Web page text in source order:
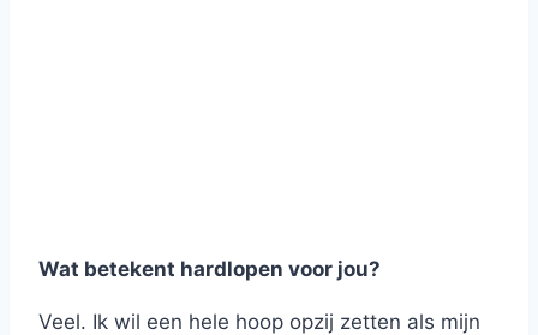
Wat betekent hardlopen voor jou?
Veel. Ik wil een hele hoop opzij zetten als mijn